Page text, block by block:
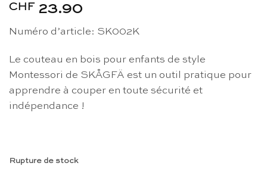
CHF 23.90
Numéro d’article: SK002K
Le couteau en bois pour enfants de style
Montessori de SKÅGFÄ est un outil pratique pour
apprendre à couper en toute sécurité et
indépendance !
Rupture de stock